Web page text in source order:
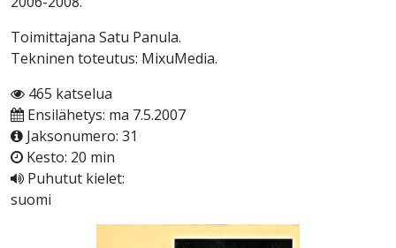
Toimittajana Satu Panula.
Tekninen toteutus: MixuMedia.
465 katselua
Ensilähetys: ma 7.5.2007
Jaksonumero: 31
Kesto: 20 min
Puhutut kielet:
suomi